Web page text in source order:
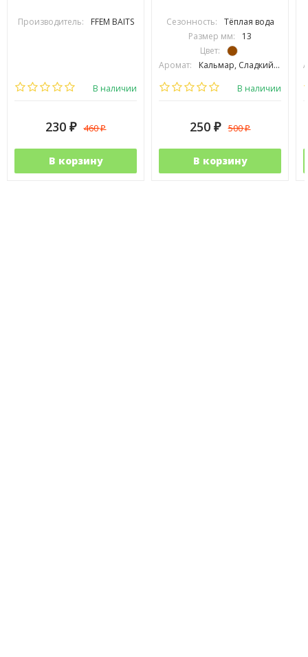
Производитель: FFEM BAITS
В наличии
230 ₽ 460₽
В корзину
Сезонность:
Тёплая вода
Размер мм:
13
Цвет:
Аромат:
Кальмар, Сладкий, Фрукты
Вид рыбы:
В наличии
250 ₽ 500₽
В корзину